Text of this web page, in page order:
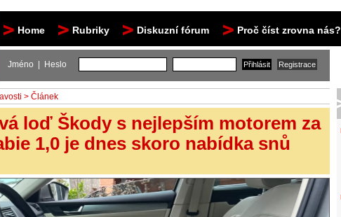
Home Rubriky Diskuzní fórum Proč číst zrovna nás?
Jméno | Heslo
> Článek
loď Škody s nejlepším motorem za
1,0 je dnes skoro nabídka snů